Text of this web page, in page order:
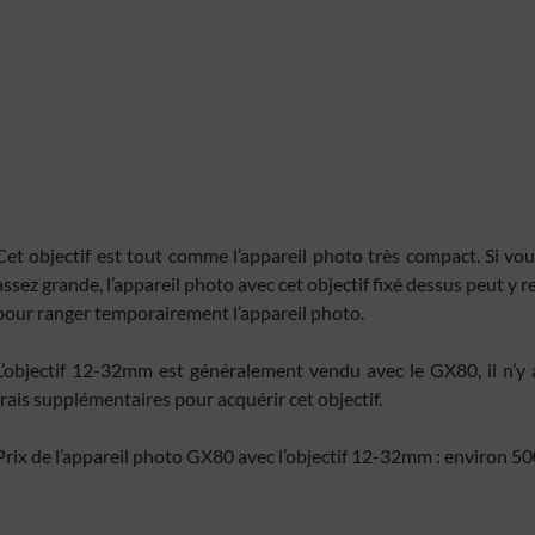
objectif est tout comme l’appareil photo très compact. Si
grande, l’appareil photo avec cet objectif fixé dessus peut y
ranger temporairement l’appareil photo.
12-32mm est généralement vendu avec le GX80, il
supplémentaires pour acquérir cet objectif.
de l’appareil photo GX80 avec l’objectif 12-32mm : environ